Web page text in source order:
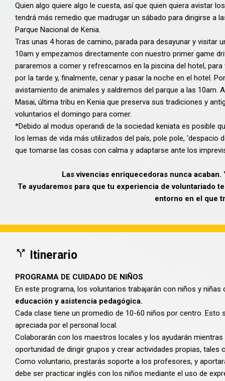
Quien algo quiere algo le cuesta, así que quien quiera avistar
tendrá más remedio que madrugar un sábado para dirigirse a
Parque Nacional de Kenia.
Tras unas 4 horas de camino, parada para desayunar y visitar
10am y empezamos directamente con nuestro primer game
pararemos a comer y refrescarnos en la piscina del hotel,
por la tarde y, finalmente, cenar y pasar la noche en el hotel.
avistamiento de animales y saldremos del parque a las 10am.
Masai, última tribu en Kenia que preserva sus tradiciones y
voluntarios el domingo para comer.
*Debido al modus operandi de la sociedad keniata es posible
los lemas de vida más utilizados del país, pole pole, ‘despacio
que tomarse las cosas con calma y adaptarse ante los
Las vivencias enriquecedoras nunca
Te ayudaremos para que tu experiencia de voluntariado
entorno en el que
Itinerario
PROGRAMA DE CUIDADO DE NIÑOS
En este programa, los voluntarios trabajarán con niños y
educación y asistencia pedagógica.
Cada clase tiene un promedio de 10-60 niños por centro. Esto
apreciada por el personal local.
Colaborarán con los maestros locales y los ayudarán
oportunidad de dirigir grupos y crear actividades propias, tales
Como voluntario, prestarás soporte a los profesores, y
debe ser practicar inglés con los niños mediante el uso de